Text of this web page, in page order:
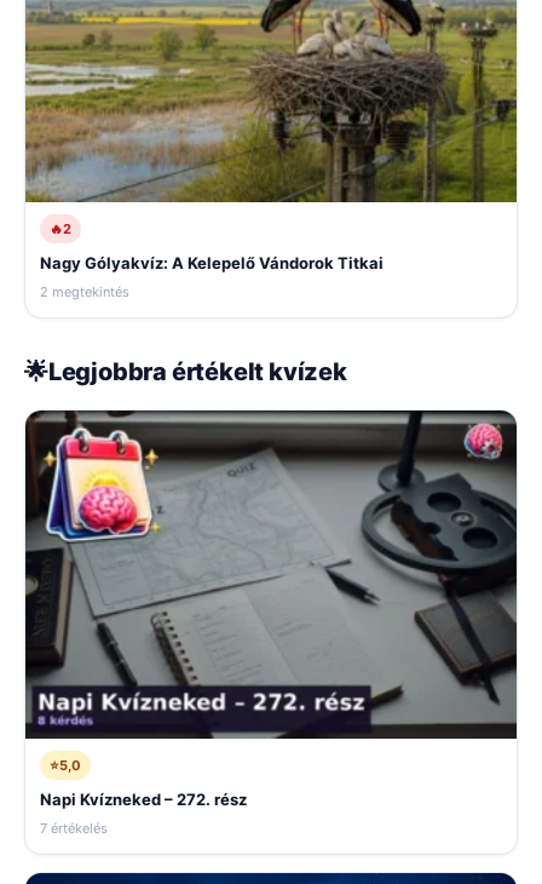
🔥2
Nagy Gólyakvíz: A Kelepelő Vándorok Titkai
2 megtekintés
🌟Legjobbra értékelt kvízek
⭐5,0
Napi Kvízneked – 272. rész
7 értékelés